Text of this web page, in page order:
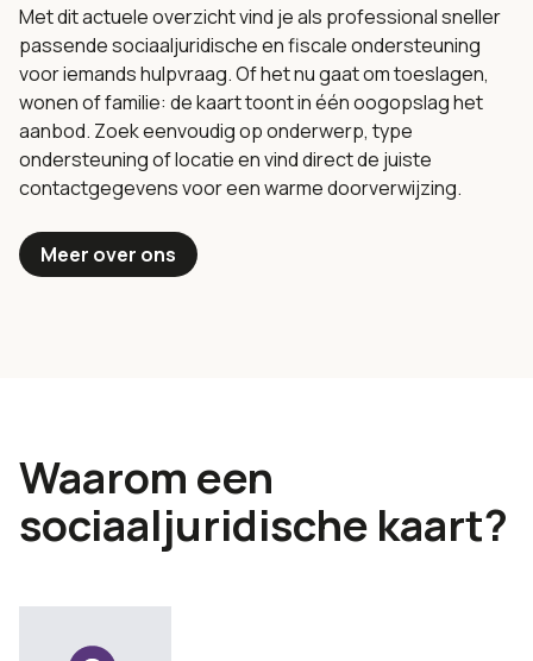
Met dit actuele overzicht vind je als professional sneller
passende sociaaljuridische en fiscale ondersteuning
voor iemands hulpvraag. Of het nu gaat om toeslagen,
wonen of familie: de kaart toont in één oogopslag het
aanbod. Zoek eenvoudig op onderwerp, type
ondersteuning of locatie en vind direct de juiste
contactgegevens voor een warme doorverwijzing.
Meer over ons
Waarom een
sociaaljuridische kaart?